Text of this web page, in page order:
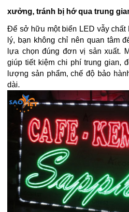
xưởng, tránh bị hớ qua trung
Để sở hữu một biển LED vẫy
lý, bạn không chỉ nên quan tâm
lựa chọn đúng đơn vị sản xuất.
giúp tiết kiệm chi phí trung gian,
lượng sản phẩm, chế độ bảo
dài.